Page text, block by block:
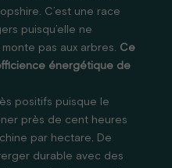
C’est une race
puisqu’elle ne
monte pas aux arbres. Ce
énergétique de
positifs puisque le
près de cent heures
par hectare. De
durable avec des